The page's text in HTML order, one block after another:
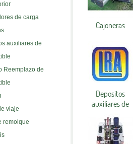
de carga
auxiliares de
Reemplazo de
viaje
remolque
Cajoneras
Depositos
auxiliares de